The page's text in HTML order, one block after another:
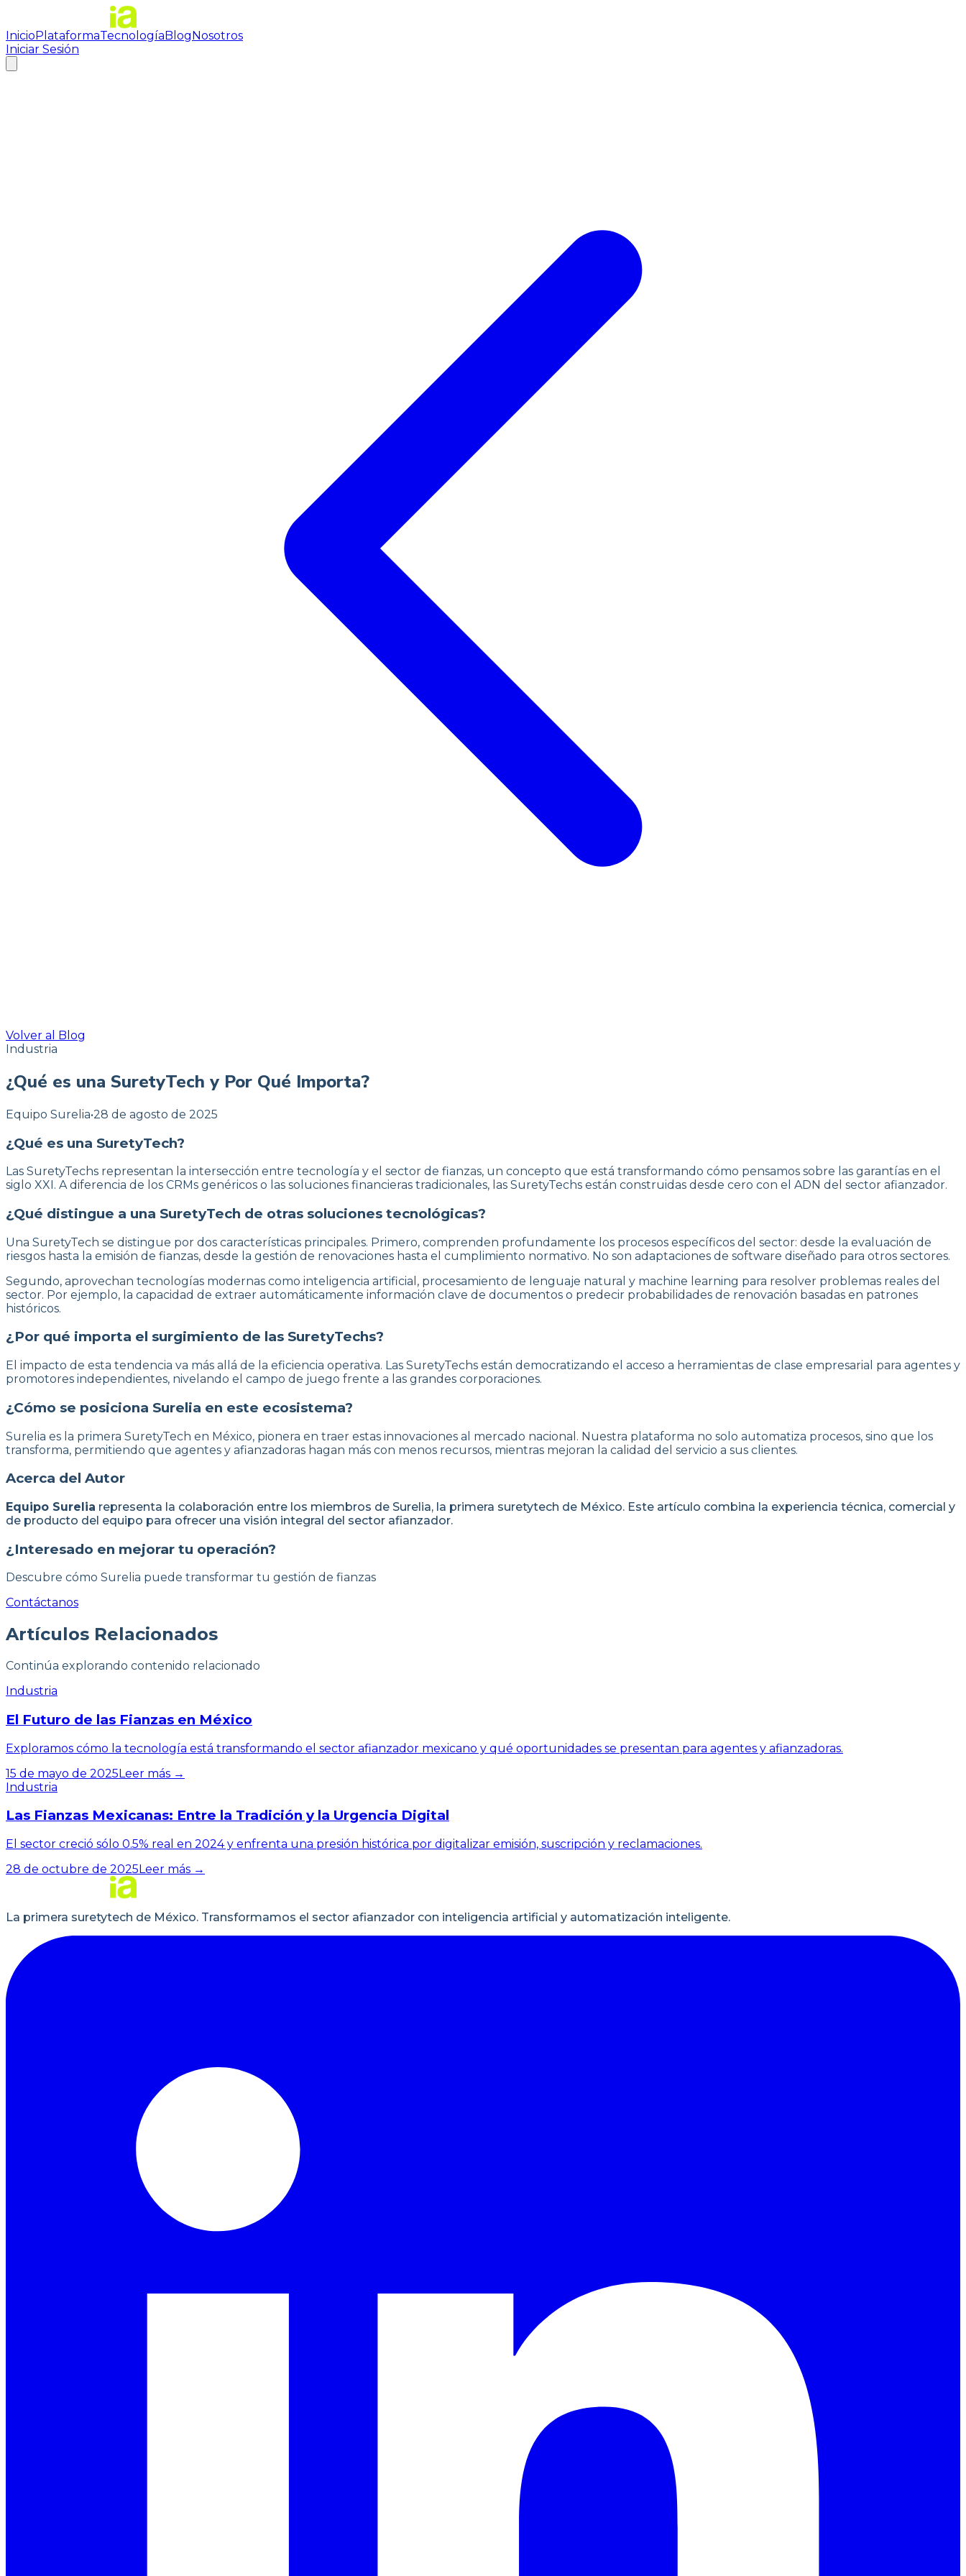
InicioPlataformaTecnologíaBlogNosotros
Iniciar Sesión
Volver al Blog
Industria
¿Qué es una SuretyTech y Por Qué Importa?
Equipo Surelia•28 de agosto de 2025
¿Qué es una SuretyTech?
Las SuretyTechs representan la intersección entre tecnología y el sector de fianzas, un concepto que está transformando cómo pensamos sobre las garantías en el
siglo XXI. A diferencia de los CRMs genéricos o las soluciones financieras tradicionales, las SuretyTechs están construidas desde cero con el ADN del sector afianzador.
¿Qué distingue a una SuretyTech de otras soluciones tecnológicas?
Una SuretyTech se distingue por dos características principales. Primero, comprenden profundamente los procesos específicos del sector: desde la evaluación de
riesgos hasta la emisión de fianzas, desde la gestión de renovaciones hasta el cumplimiento normativo. No son adaptaciones de software diseñado para otros sectores.
Segundo, aprovechan tecnologías modernas como inteligencia artificial, procesamiento de lenguaje natural y machine learning para resolver problemas reales del
sector. Por ejemplo, la capacidad de extraer automáticamente información clave de documentos o predecir probabilidades de renovación basadas en patrones
históricos.
¿Por qué importa el surgimiento de las SuretyTechs?
El impacto de esta tendencia va más allá de la eficiencia operativa. Las SuretyTechs están democratizando el acceso a herramientas de clase empresarial para agentes y
promotores independientes, nivelando el campo de juego frente a las grandes corporaciones.
¿Cómo se posiciona Surelia en este ecosistema?
Surelia es la primera SuretyTech en México, pionera en traer estas innovaciones al mercado nacional. Nuestra plataforma no solo automatiza procesos, sino que los
transforma, permitiendo que agentes y afianzadoras hagan más con menos recursos, mientras mejoran la calidad del servicio a sus clientes.
Acerca del Autor
Equipo Surelia representa la colaboración entre los miembros de Surelia, la primera suretytech de México. Este artículo combina la experiencia técnica, comercial y
de producto del equipo para ofrecer una visión integral del sector afianzador.
¿Interesado en mejorar tu operación?
Descubre cómo Surelia puede transformar tu gestión de fianzas
Contáctanos
Artículos Relacionados
Continúa explorando contenido relacionado
Industria
El Futuro de las Fianzas en México
Exploramos cómo la tecnología está transformando el sector afianzador mexicano y qué oportunidades se presentan para agentes y afianzadoras.
15 de mayo de 2025Leer más →
Industria
Las Fianzas Mexicanas: Entre la Tradición y la Urgencia Digital
El sector creció sólo 0.5% real en 2024 y enfrenta una presión histórica por digitalizar emisión, suscripción y reclamaciones.
28 de octubre de 2025Leer más →
La primera suretytech de México. Transformamos el sector afianzador con inteligencia artificial y automatización inteligente.